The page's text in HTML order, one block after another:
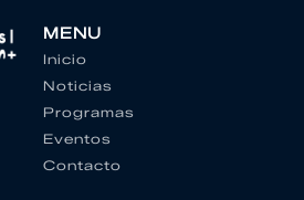
MENU
Inicio
Noticias
Programas
Eventos
Contacto